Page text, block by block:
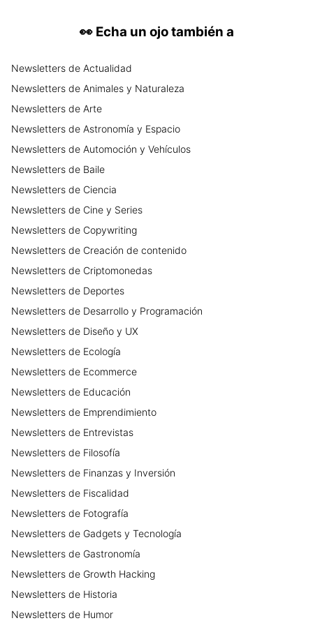
únete a la revolución!
👀 Echa un ojo también a
Newsletters de Actualidad
Newsletters de Animales y Naturaleza
Newsletters de Arte
Newsletters de Astronomía y Espacio
Newsletters de Automoción y Vehículos
Newsletters de Baile
Newsletters de Ciencia
Newsletters de Cine y Series
Newsletters de Copywriting
Newsletters de Creación de contenido
Newsletters de Criptomonedas
Newsletters de Deportes
Newsletters de Desarrollo y Programación
Newsletters de Diseño y UX
Newsletters de Ecología
Newsletters de Ecommerce
Newsletters de Educación
Newsletters de Emprendimiento
Newsletters de Entrevistas
Newsletters de Filosofía
Newsletters de Finanzas y Inversión
Newsletters de Fiscalidad
Newsletters de Fotografía
Newsletters de Gadgets y Tecnología
Newsletters de Gastronomía
Newsletters de Growth Hacking
Newsletters de Historia
Newsletters de Humor